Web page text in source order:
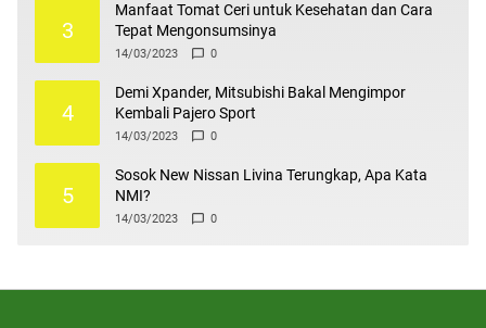
3
Manfaat Tomat Ceri untuk Kesehatan dan Cara
Tepat Mengonsumsinya
14/03/2023 0
4
Demi Xpander, Mitsubishi Bakal Mengimpor
Kembali Pajero Sport
14/03/2023 0
5
Sosok New Nissan Livina Terungkap, Apa Kata
NMI?
14/03/2023 0